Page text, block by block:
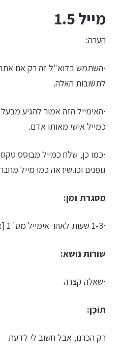
מייל 1.5
הערה:
∙השתמש בדוא"ל זה רק אם אתה
לתשובות האלה.
∙האימייל הזה אמור להגיע
כמייל אישי מאותו אדם.
∙כמו כן, שלח כמייל מבוסס
גופנים וכו.שיראה כמו מייל מחבר
מסגרת זמן:
∙1-3 שעות לאחר אימייל מס' 1 [אפשר גם יום אחרי ]
שורות נושא:
∙שאלה קצרה
תוֹכֶן:
רק הכרנו, אבל חשוב לי לדעת